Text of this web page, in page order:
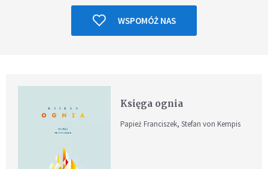
WSPOMÓŻ NAS
Księga ognia
Papież Franciszek, Stefan von Kempis